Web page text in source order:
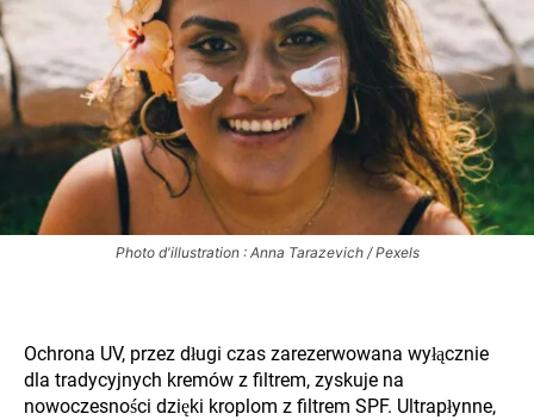
Photo d'illustration : Anna Tarazevich / Pexels
Ochrona UV, przez długi czas zarezerwowana wyłącznie
dla tradycyjnych kremów z filtrem, zyskuje na
nowoczesności dzięki kroplom z filtrem SPF. Ultrapłynne,